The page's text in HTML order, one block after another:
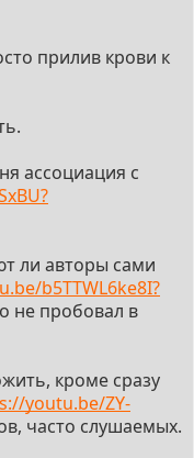
прилив крови к
ассоциация с
ли авторы сами
b5TTWL6ke8I?
не пробовал в
кроме сразу
youtu.be/ZY-
часто слушаемых.